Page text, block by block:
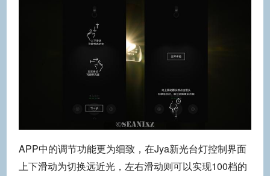
APP中的调节功能更为细致，在Jya新光台灯控制界面
上下滑动为切换远近光，左右滑动则可以实现100档的